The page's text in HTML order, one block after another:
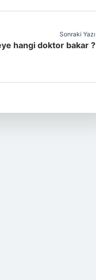
Sonraki Yazı
hangi doktor bakar ?